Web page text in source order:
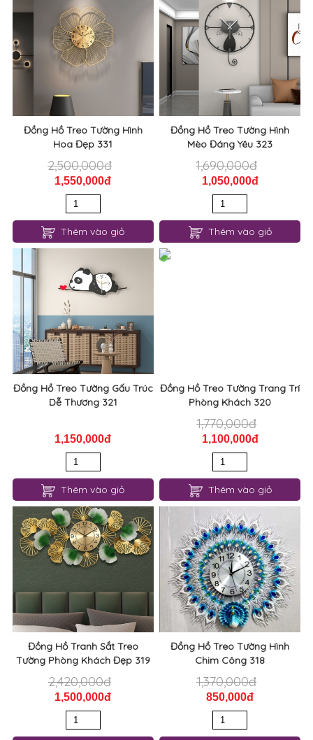
Đồng Hồ Treo Tường Hình
Hoa Đẹp 331
2,500,000đ
1,550,000đ
Thêm vào giỏ
Đồng Hồ Treo Tường Hình
Mèo Đáng Yêu 323
1,690,000đ
1,050,000đ
Thêm vào giỏ
Đồng Hồ Treo Tường Gấu Trúc
Dễ Thương 321
1,150,000đ
Thêm vào giỏ
1,770,000đ
1,100,000đ
Thêm vào giỏ
Đồng Hồ Tranh Sắt Treo
Tường Phòng Khách Đẹp 319
2,420,000đ
1,500,000đ
Thêm vào giỏ
Đồng Hồ Treo Tường Hình
Chim Công 318
1,370,000đ
850,000đ
Thêm vào giỏ